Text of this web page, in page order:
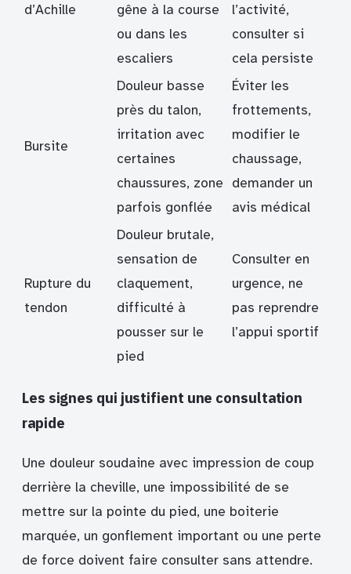
d’Achille
gêne à la course
ou dans les
escaliers
l’activité,
consulter si
cela persiste
Bursite
Douleur basse
près du talon,
irritation avec
certaines
chaussures, zone
parfois gonflée
Éviter les
frottements,
modifier le
chaussage,
demander un
avis médical
Rupture du
tendon
Douleur brutale,
sensation de
claquement,
difficulté à
pousser sur le
pied
Consulter en
urgence, ne
pas reprendre
l’appui sportif
Les signes qui justifient une consultation
rapide
Une douleur soudaine avec impression de coup
derrière la cheville, une impossibilité de se
mettre sur la pointe du pied, une boiterie
marquée, un gonflement important ou une perte
de force doivent faire consulter sans attendre.